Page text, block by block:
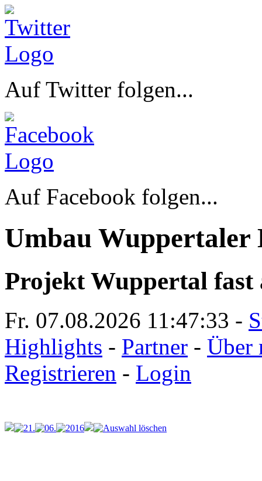
Auf Twitter folgen...
Auf Facebook folgen...
Umbau Wuppertaler
Projekt Wuppertal fast
Fr. 07.08.2026 11:47:33 -
Highlights - Partner - Über
Registrieren - Login